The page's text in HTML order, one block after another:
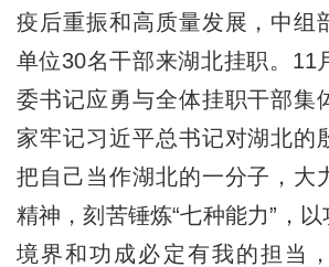
疫后重振和高质量发展，中组
单位30名干部来湖北挂职。11
委书记应勇与全体挂职干部集
家牢记习近平总书记对湖北的
把自己当作湖北的一分子，大
精神，刻苦锤炼“七种能力”，
境界和功成必定有我的担当